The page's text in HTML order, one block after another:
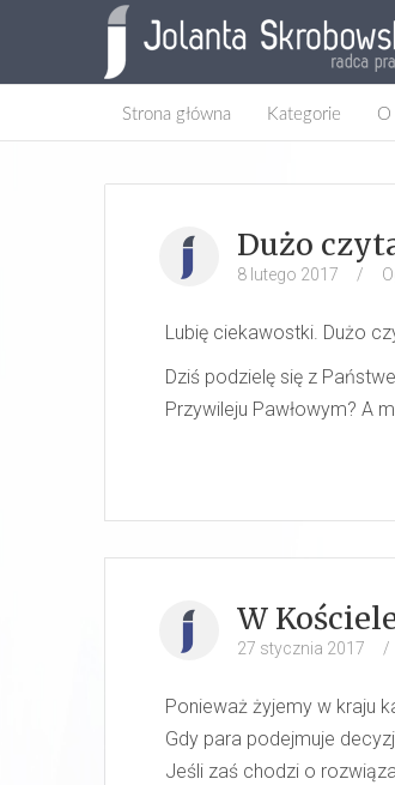
Strona główna Kategorie O
Dużo
8 lutego 2017 /
Lubię ciekawostki. Dużo
Dziś podzielę się z
Przywileju Pawłowym? A
W
27 stycznia 2017 /
Ponieważ żyjemy w kraju
Gdy para podejmuje
Jeśli zaś chodzi o